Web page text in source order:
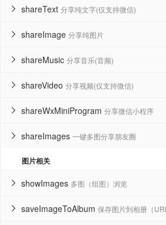
shareText 分享纯文字(仅支持微信)

shareImage 分享纯图片

shareMusic 分享音乐(音频)

shareVideo 分享视频(仅支持微信)

shareWxMiniProgram 分享微信小程序

shareImages 一键多图分享朋友圈

图片相关
showImages 多图（组图）浏览

saveImageToAlbum 保存图片到相册（
